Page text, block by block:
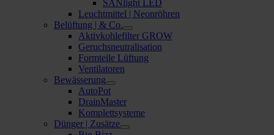
SANlight LED
Leuchtmittel | Neonröhren
Belüftung | & Co.
Aktivkohlefilter GROW
Geruchsneutralisation
Formteile Lüftung
Ventilatoren
Bewässerung
AutoPot
DrainMaster
Komplettsysteme
Dünger | Zusätze